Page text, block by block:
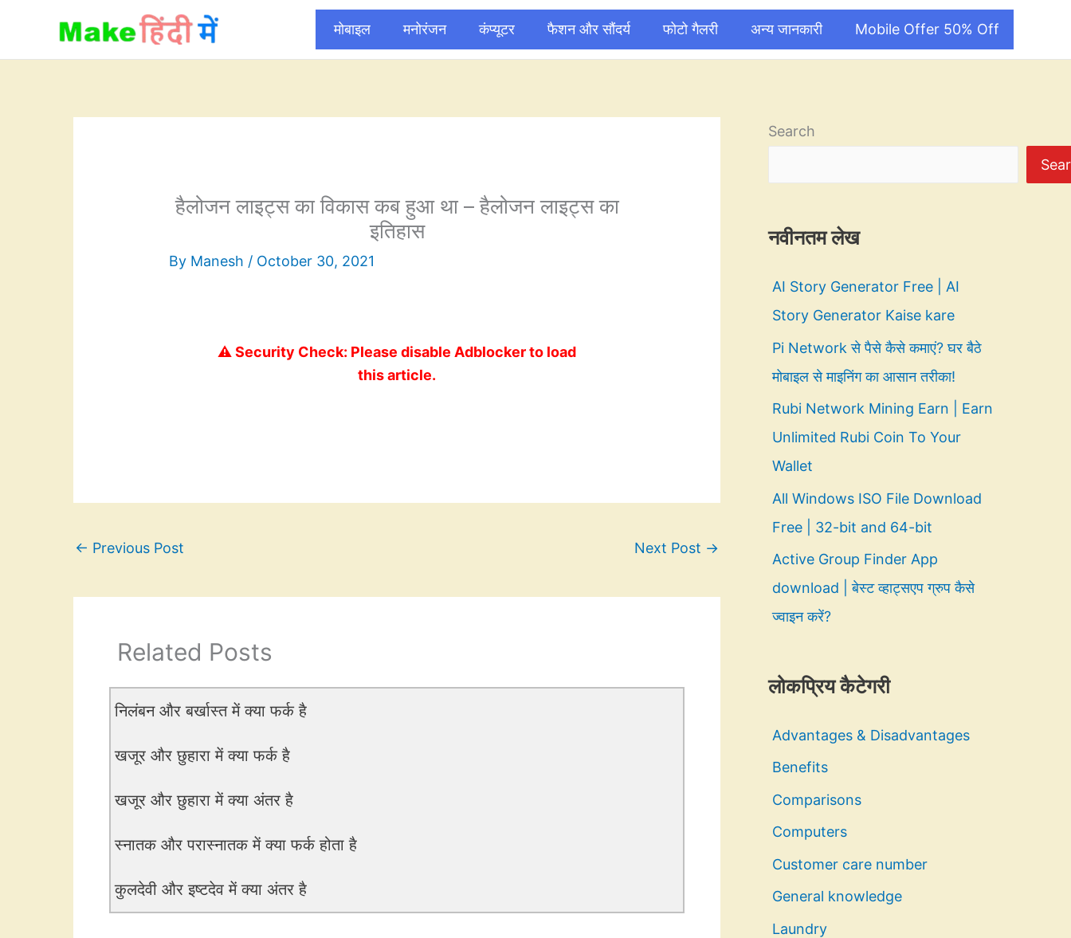
content
मोबाइल मनोरंजन कंप्यूटर फैशन और सौंदर्य फोटो गैलरी अन्य जानकारी Mobile Offer 50% Off
हैलोजन लाइट्स का विकास कब हुआ था – हैलोजन लाइट्स का
इतिहास
By Manesh / October 30, 2021
⚠️ Security Check: Please disable Adblocker to load
this article.
← Previous Post Next Post →
Related Posts
निलंबन और बर्खास्त में क्या फर्क है
खजूर और छुहारा में क्या फर्क है
खजूर और छुहारा में क्या अंतर है
स्नातक और परास्नातक में क्या फर्क होता है
कुलदेवी और इष्टदेव में क्या अंतर है
Search
नवीनतम लेख
AI Story Generator Free | AI
Story Generator Kaise kare
Pi Network से पैसे कैसे कमाएं? घर बैठे
मोबाइल से माइनिंग का आसान तरीका!
Rubi Network Mining Earn | Earn
Unlimited Rubi Coin To Your
Wallet
All Windows ISO File Download
Free | 32-bit and 64-bit
Active Group Finder App
download | बेस्ट व्हाट्सएप ग्रुप कैसे
ज्वाइन करें?
लोकप्रिय कैटेगरी
Advantages & Disadvantages
Benefits
Comparisons
Computers
Customer care number
General knowledge
Laundry